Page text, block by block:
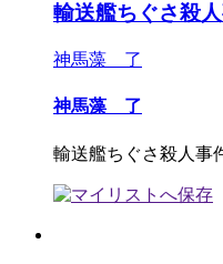
輸送艦ちぐさ殺
神馬藻 了
神馬藻 了
輸送艦ちぐさ殺人